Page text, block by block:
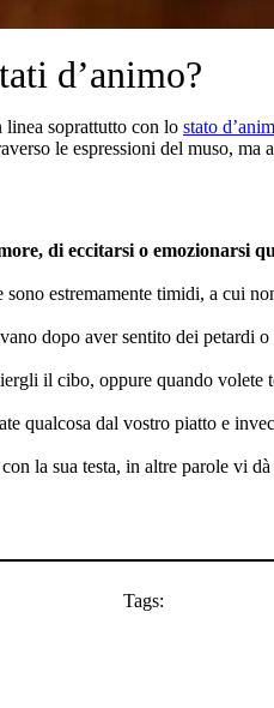
d’animo?
linea soprattutto con lo stato
le espressioni del muso,
di eccitarsi o emozionarsi
estremamente timidi, a cui
dopo aver sentito dei petardi
il cibo, oppure quando
qualcosa dal vostro piatto e
la sua testa, in altre parole vi
Tags: